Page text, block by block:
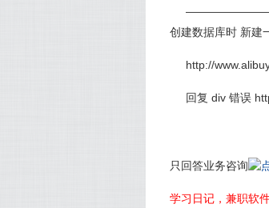
创建数据库时 新建
http://
回复 div 错误
只回答业务咨询
学习日记，兼职软